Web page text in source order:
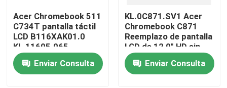
Inicio
Sobre nosotros
Acer Chromebook 511
C734T pantalla táctil
LCD B116XAK01.0
KL.11605.065
Enviar Consulta
KL.0C871.SV1 Acer
Chromebook C871
Reemplazo de pantalla
LCD de 12,0" HD sin
toque B120XAN01.0
Enviar Consulta